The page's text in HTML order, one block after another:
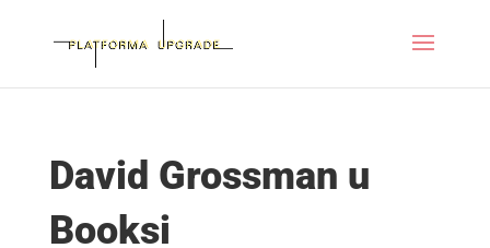
David Grossman u
Booksi